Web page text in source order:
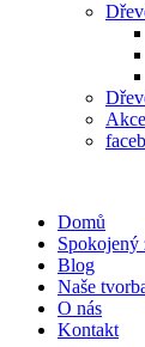
Domů
Spokojený
Blog
Naše
O nás
Kontakt